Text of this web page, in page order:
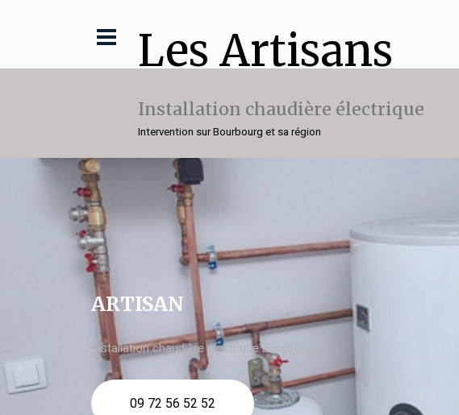
Les Artisans
Installation chaudière électrique
Intervention sur Bourbourg et sa région
ARTISAN
Installation chaudière électrique Bourbourg
09 72 56 52 52